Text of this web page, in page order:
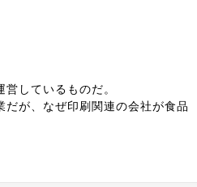
しているものだ。
が、なぜ印刷関連の会社が食品